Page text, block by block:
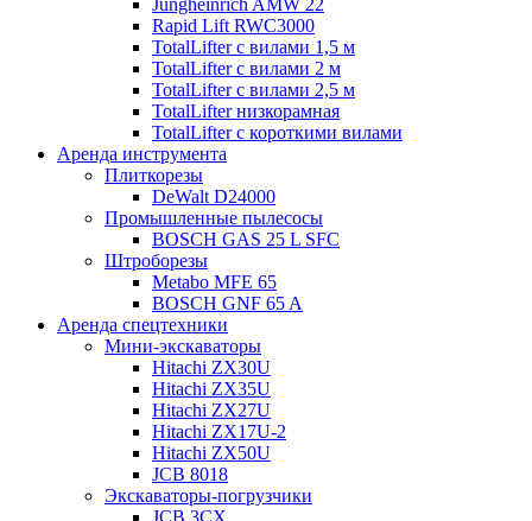
Rapid Lift RWC3000
TotalLifter с вилами 1,5 м
TotalLifter с вилами 2 м
TotalLifter с вилами 2,5 м
TotalLifter низкорамная
TotalLifter с короткими вилами
Аренда инструмента
Плиткорезы
DeWalt D24000
Промышленные пылесосы
BOSCH GAS 25 L SFC
Штроборезы
Metabo MFE 65
BOSCH GNF 65 A
Аренда спецтехники
Мини-экскаваторы
Hitachi ZX30U
Hitachi ZX35U
Hitachi ZX27U
Hitachi ZX17U-2
Hitachi ZX50U
JCB 8018
Экскаваторы-погрузчики
JCB 3CX